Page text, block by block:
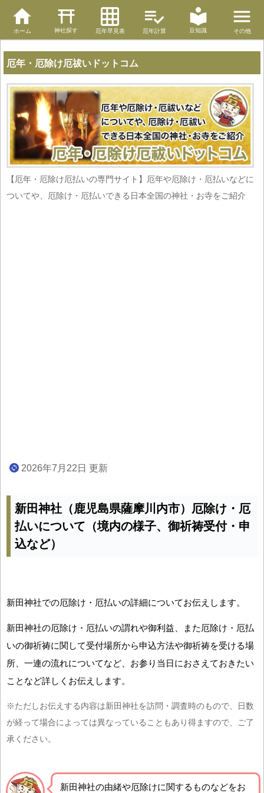
ホーム 神社探す 厄年早見表 厄年計算 豆知識 その他
厄年・厄除け厄祓いドットコム
【厄年・厄除け厄払いの専門サイト】厄年や厄除け・厄払いなどに
ついてや、厄除け・厄払いできる日本全国の神社・お寺をご紹介
2026年7月22日 更新
新田神社（鹿児島県薩摩川内市）厄除け・厄
払いについて（境内の様子、御祈祷受付・申
込など）
新田神社での厄除け・厄払いの詳細についてお伝えします。
新田神社の厄除け・厄払いの謂れや御利益、また厄除け・厄払
いの御祈祷に関して受付場所から申込方法や御祈祷を受ける場
所、一連の流れについてなど、お参り当日におさえておきたい
ことなど詳しくお伝えします。
※ただしお伝えする内容は新田神社を訪問・調査時のもので、日数
が経って場合によっては異なっていることもあり得ますので、ご了
承ください。
新田神社の由緒や厄除けに関するものなどをお